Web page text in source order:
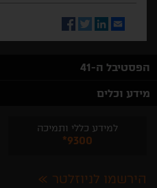
Email
LinkedIn
Twitter
Facebook
הפסטיבל ה-41
מידע וכלים
למידע כללי ותמיכה
*9300
הירשמו לניוזלטר